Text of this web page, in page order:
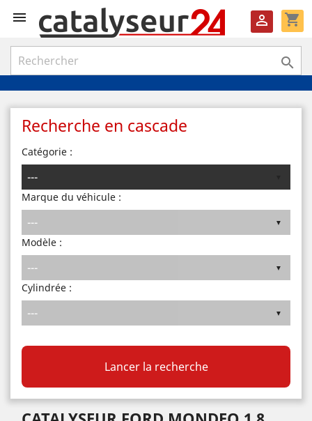
 shopping_cart


Recherche en cascade
Catégorie :
Marque du véhicule :
Modèle :
Cylindrée :
Lancer la recherche